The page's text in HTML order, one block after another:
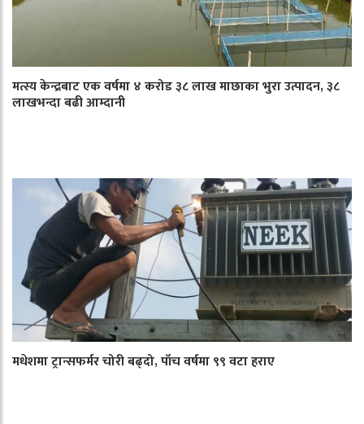
मत्स्य केन्द्रबाट एक वर्षमा ४ करोड ३८ लाख माछाका भुरा उत्पादन, ३८
लाखभन्दा बढी आम्दानी
मधेशमा ट्रान्सफर्मर चोरी बढ्दो, पाँच वर्षमा ९९ वटा हराए